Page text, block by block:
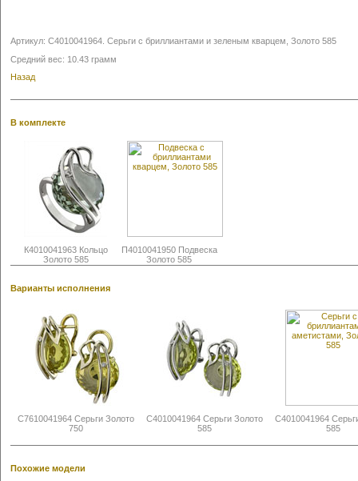
Артикул: С4010041964 Серьги с бриллиантами и зеленым кварцем, Золото 585
Средний вес: 10.43 грамм
Назад
В комплекте
К4010041963 Кольцо
Золото 585
П4010041950 Подвеска
Золото 585
Варианты исполнения
С7610041964 Серьги Золото
750
С4010041964 Серьги Золото
585
С4010041964
585
Похожие модели